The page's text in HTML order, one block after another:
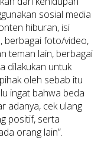
sosial media
hiburan, isi
berbagai foto/video,
teman lain, berbagai
dilakukan untuk
oleh sebab itu
ingat bahwa beda
adanya, cek ulang
positif, serta
orang lain”.